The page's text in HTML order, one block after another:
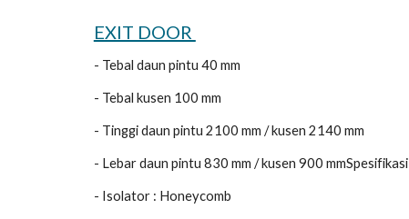
EXIT DOOR
- Tebal daun pintu 40 mm
- Tebal kusen 100 mm
- Tinggi daun pintu 2100 mm / kusen 2140 mm
- Lebar daun pintu 830 mm / kusen 900 mmSpesifikasi
- Isolator : Honeycomb